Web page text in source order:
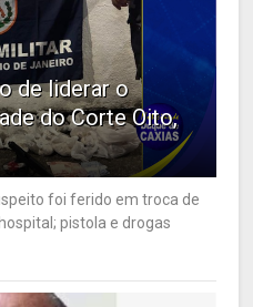
de liderar o
do Corte Oito,
foi ferido em troca de
pistola e drogas